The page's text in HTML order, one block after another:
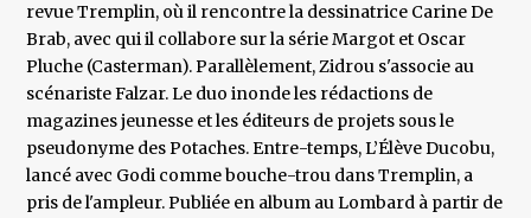
revue Tremplin, où il rencontre la dessinatrice Carine De
Brab, avec qui il collabore sur la série Margot et Oscar
Pluche (Casterman). Parallèlement, Zidrou s'associe au
scénariste Falzar. Le duo inonde les rédactions de
magazines jeunesse et les éditeurs de projets sous le
pseudonyme des Potaches. Entre-temps, L’Élève Ducobu,
lancé avec Godi comme bouche-trou dans Tremplin, a
pris de l'ampleur. Publiée en album au Lombard à partir de